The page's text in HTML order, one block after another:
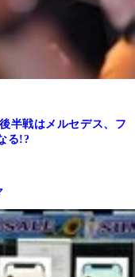
半戦はメルセデス、フ
る!?